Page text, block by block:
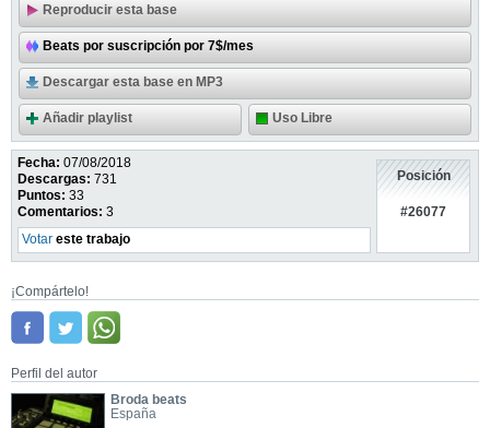
Reproducir esta base
Beats por suscripción por 7$/mes
Descargar esta base en MP3
Añadir playlist Uso Libre
Fecha: 07/08/2018
Descargas: 731
Puntos: 33
Comentarios: 3
Votar este trabajo
Posición
#26077
¡Compártelo!
Perfil del autor
Broda beats
España